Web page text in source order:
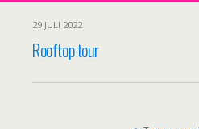
29 JULI 2022
Rooftop tour